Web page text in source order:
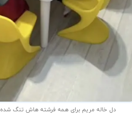
دل خاله مریم برای همه فرشته هاش تنگ شده